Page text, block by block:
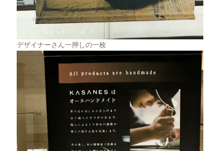
デザイナーさん一押しの一枚